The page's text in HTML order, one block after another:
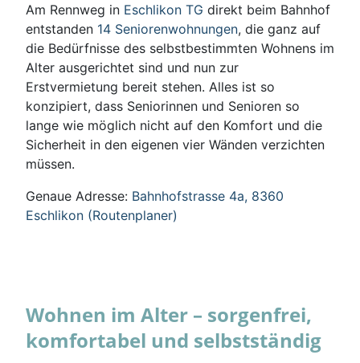
Am Rennweg in Eschlikon TG direkt beim Bahnhof
entstanden 14 Seniorenwohnungen, die ganz auf
die Bedürfnisse des selbstbestimmten Wohnens im
Alter ausgerichtet sind und nun zur
Erstvermietung bereit stehen. Alles ist so
konzipiert, dass Seniorinnen und Senioren so
lange wie möglich nicht auf den Komfort und die
Sicherheit in den eigenen vier Wänden verzichten
müssen.
Genaue Adresse: Bahnhofstrasse 4a, 8360
Eschlikon (Routenplaner)
Wohnen im Alter – sorgenfrei,
komfortabel und selbstständig